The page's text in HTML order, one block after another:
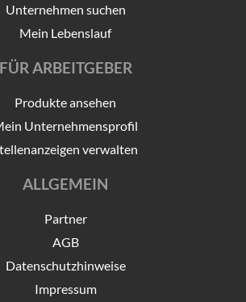
Unternehmen suchen
Mein Lebenslauf
FÜR ARBEITGEBER
Produkte ansehen
Unternehmensprofil
verwalten
ALLGEMEIN
Partner
AGB
Datenschutzhinweise
Impressum